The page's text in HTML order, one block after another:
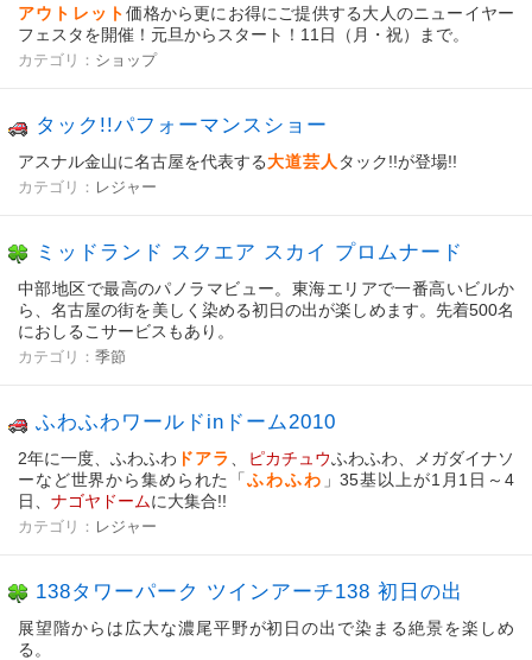
アウトレット価格から更にお得にご提供する大人のニューイヤー
フェスタを開催！元旦からスタート！11日（月・祝）まで。
カテゴリ： ショップ
タック!!パフォーマンスショー
アスナル金山に名古屋を代表する大道芸人 タック!!が登場!!
カテゴリ： レジャー
ミッドランド スクエア スカイ プロムナード
中部地区で最高のパノラマビュー。東海エリアで一番高いビルか
ら、名古屋の街を美しく染める初日の出が楽しめます。先着500名
におしるこサービスもあり。
カテゴリ： 季節
ふわふわワールドinドーム2010
2年に一度、ふわふわ ドアラ ピカチュウふわふわ、メガダイナソ
ーなど世界から集められた「ふわふわ 」35基以上が1月1日～4
日、 ナゴヤドームに大集合!!
カテゴリ： レジャー
138タワーパーク ツインアーチ138 初日の出
展望階からは広大な濃尾平野が初日の出で染まる絶景を楽しめ
る。